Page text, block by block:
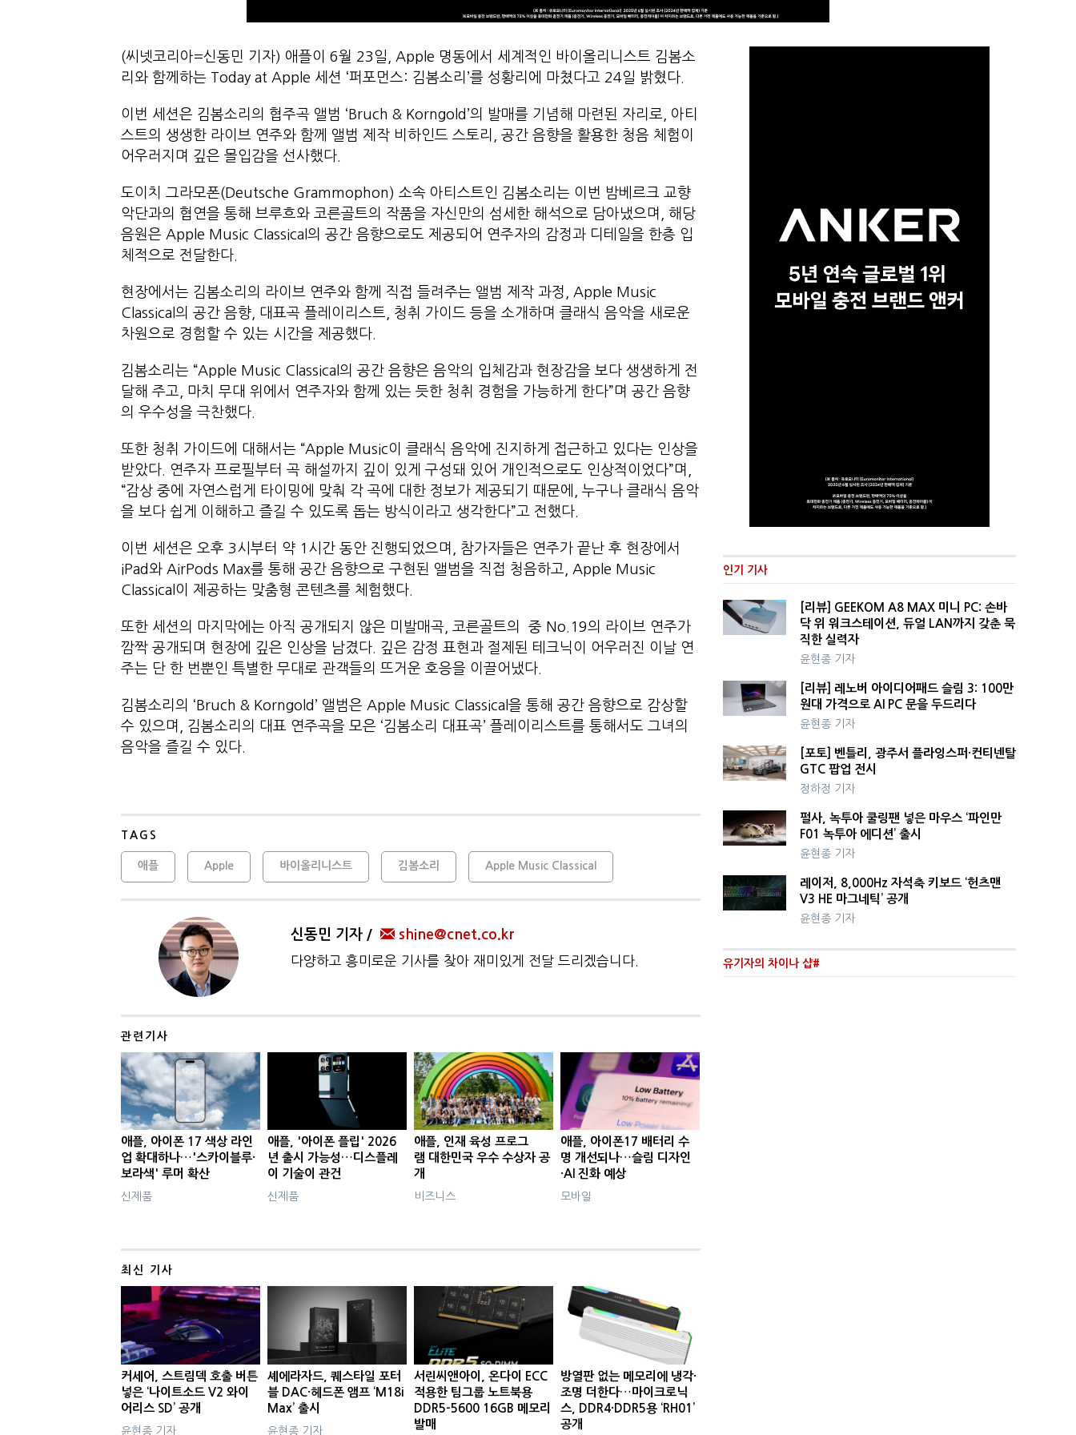
(씨넷코리아=신동민 기자) 애플이 6월 23일, Apple 명동에서 세계적인 바이올리니스트 김봄소
리와 함께하는 Today at Apple 세션 ‘퍼포먼스: 김봄소리’를 성황리에 마쳤다고 24일 밝혔다.
이번 세션은 김봄소리의 협주곡 앨범 ‘Bruch & Korngold’의 발매를 기념해 마련된 자리로, 아티
스트의 생생한 라이브 연주와 함께 앨범 제작 비하인드 스토리, 공간 음향을 활용한 청음 체험이
어우러지며 깊은 몰입감을 선사했다.
도이치 그라모폰(Deutsche Grammophon) 소속 아티스트인 김봄소리는 이번 밤베르크 교향
악단과의 협연을 통해 브루흐와 코른골트의 작품을 자신만의 섬세한 해석으로 담아냈으며, 해당
음원은 Apple Music Classical의 공간 음향으로도 제공되어 연주자의 감정과 디테일을 한층 입
체적으로 전달한다.
현장에서는 김봄소리의 라이브 연주와 함께 직접 들려주는 앨범 제작 과정, Apple Music
Classical의 공간 음향, 대표곡 플레이리스트, 청취 가이드 등을 소개하며 클래식 음악을 새로운
차원으로 경험할 수 있는 시간을 제공했다.
김봄소리는 “Apple Music Classical의 공간 음향은 음악의 입체감과 현장감을 보다 생생하게 전
달해 주고, 마치 무대 위에서 연주자와 함께 있는 듯한 청취 경험을 가능하게 한다”며 공간 음향
의 우수성을 극찬했다.
또한 청취 가이드에 대해서는 “Apple Music이 클래식 음악에 진지하게 접근하고 있다는 인상을
받았다. 연주자 프로필부터 곡 해설까지 깊이 있게 구성돼 있어 개인적으로도 인상적이었다”며,
“감상 중에 자연스럽게 타이밍에 맞춰 각 곡에 대한 정보가 제공되기 때문에, 누구나 클래식 음악
을 보다 쉽게 이해하고 즐길 수 있도록 돕는 방식이라고 생각한다”고 전했다.
이번 세션은 오후 3시부터 약 1시간 동안 진행되었으며, 참가자들은 연주가 끝난 후 현장에서
iPad와 AirPods Max를 통해 공간 음향으로 구현된 앨범을 직접 청음하고, Apple Music
Classical이 제공하는 맞춤형 콘텐츠를 체험했다.
또한 세션의 마지막에는 아직 공개되지 않은 미발매곡, 코른골트의 중 No.19의 라이브 연주가
깜짝 공개되며 현장에 깊은 인상을 남겼다. 깊은 감정 표현과 절제된 테크닉이 어우러진 이날 연
주는 단 한 번뿐인 특별한 무대로 관객들의 뜨거운 호응을 이끌어냈다.
김봄소리의 ‘Bruch & Korngold’ 앨범은 Apple Music Classical을 통해 공간 음향으로 감상할
수 있으며, 김봄소리의 대표 연주곡을 모은 ‘김봄소리 대표곡’ 플레이리스트를 통해서도 그녀의
음악을 즐길 수 있다.
TAGS
애플 Apple 바이올리니스트 김봄소리 Apple Music Classical
신동민 기자 shine@cnet.co.kr
다양하고 흥미로운 기사를 찾아 재미있게 전달 드리겠습니다.
관련기사
애플, 아이폰 17 색상 라인
업 확대하나…'스카이블루·
보라색' 루머 확산
신제품
애플, '아이폰 플립' 2026
년 출시 가능성…디스플레
이 기술이 관건
신제품
애플, 인재 육성 프로그
램 대한민국 우수 수상자 공
개
비즈니스
애플, 아이폰17 배터리 수
명 개선되나…슬림 디자인
·AI 진화 예상
모바일
최신 기사
커세어, 스트림덱 호출 버튼
넣은 ‘나이트소드 V2 와이
어리스 SD’ 공개
윤현종 기자
셰에라자드, 퀘스타일 포터
블 DAC·헤드폰 앰프 ‘M18i
Max’ 출시
윤현종 기자
서린씨앤아이, 온다이 ECC
적용한 팀그룹 노트북용
DDR5-5600 16GB 메모리
발매
방열판 없는 메모리에 냉각·
조명 더한다…마이크로닉
스, DDR4·DDR5용 ‘RH01’
공개
인기 기사
[리뷰] GEEKOM A8 MAX 미니 PC: 손바
닥 위 워크스테이션, 듀얼 LAN까지 갖춘 묵
직한 실력자
윤현종 기자
[리뷰] 레노버 아이디어패드 슬림 3: 100만
원대 가격으로 AI PC 문을 두드리다
윤현종 기자
[포토] 벤틀리, 광주서 플라잉스퍼·컨티넨탈
GTC 팝업 전시
정하정 기자
펄사, 녹투아 쿨링팬 넣은 마우스 ‘파인만
F01 녹투아 에디션’ 출시
윤현종 기자
레이저, 8,000Hz 자석축 키보드 ‘헌츠맨
V3 HE 마그네틱’ 공개
윤현종 기자
유기자의 차이나 샵#